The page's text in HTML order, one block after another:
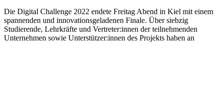
Die Digital Challenge 2022 endete Freitag Abend in Kiel mit einem
spannenden und innovationsgeladenen Finale. Über siebzig
Studierende, Lehrkräfte und Vertreter:innen der teilnehmenden
Unternehmen sowie Unterstützer:innen des Projekts haben an